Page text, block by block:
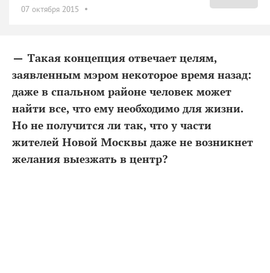
07 октября 2015
— Такая концепция отвечает целям,
заявленным мэром некоторое время назад:
даже в спальном районе человек может
найти все, что ему необходимо для жизни.
Но не получится ли так, что у части
жителей Новой Москвы даже не возникнет
желания выезжать в центр?